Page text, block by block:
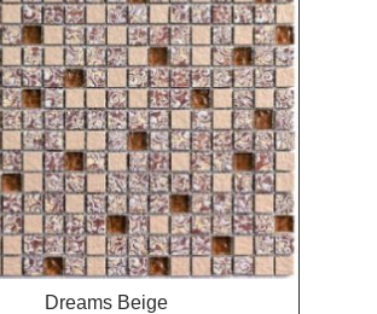
Dreams Beige